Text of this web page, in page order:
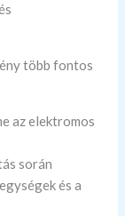
több fontos
az elektromos
során
és a